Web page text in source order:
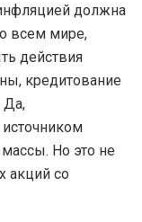
должна
всем мире,
действия
кредитование
Да,
Но это не
акций со